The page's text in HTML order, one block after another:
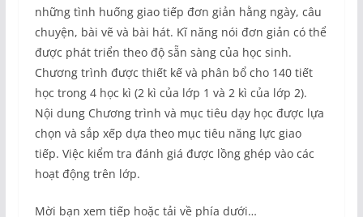
những tình huống giao tiếp đơn giản hằng ngày, câu
chuyện, bài vẽ và bài hát. Kĩ năng nói đơn giản có thể
được phát triển theo độ sẵn sàng của học sinh.
Chương trình được thiết kế và phân bổ cho 140 tiết
học trong 4 học kì (2 kì của lớp 1 và 2 kì của lớp 2).
Nội dung Chương trình và mục tiêu dạy học được lựa
chọn và sắp xếp dựa theo mục tiêu năng lực giao
tiếp. Việc kiểm tra đánh giá được lồng ghép vào các
hoạt động trên lớp.
Mời bạn xem tiếp hoặc tải về phía dưới…